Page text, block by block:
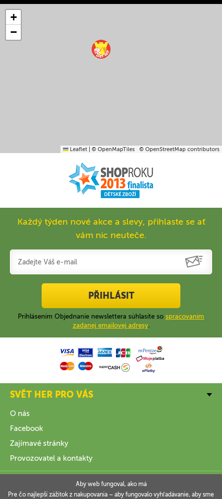
+
−
Leaflet © OpenMapTiles © OpenStreetMap contributors
Každý týden nové akce a slevy, přihlaste se ať
vám nic neuteče.
PŘIHLÁSIT
Prihlásením Objednanie newslettera súhlasíte so spracovaním
zadanej emailovej adresy.
SVĚT HER PRO VÁS
O nás
Facebook
Zajímavé stránky
Provozovatel a kontakty
Aby web fungoval, ako má
Pre čo najlepší zážitok z nakupovania – aby fungovalo vyhľadávanie, aby sme